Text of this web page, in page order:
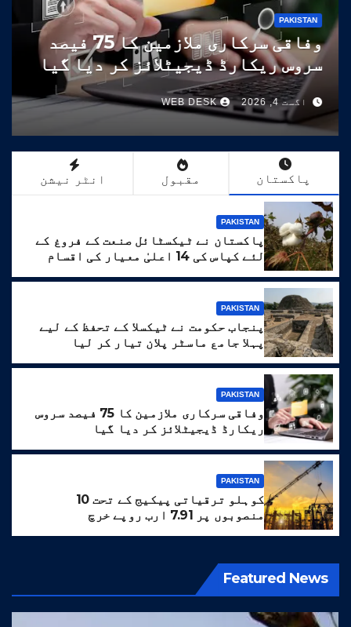
PAKISTAN
وفاقی سرکاری ملازمین کا 75 فیصد
سروس ریکارڈ ڈیجیٹلائز کر دیا گیا
اگست 4, 2026 WEB DESK
پاکستان مقبول انٹر نیشن
PAKISTAN
پاکستان نے ٹیکسٹائل صنعت کے فروغ کے
لئے کپاس کی 14 اعلیٰ معیار کی اقسام
PAKISTAN
پنجاب حکومت نے ٹیکسلا کے تحفظ کے لیے
پہلا جامع ماسٹر پلان تیار کر لیا
PAKISTAN
وفاقی سرکاری ملازمین کا 75 فیصد سروس
ریکارڈ ڈیجیٹلائز کر دیا گیا
PAKISTAN
کوہلو ترقیاتی پیکیج کے تحت 10
منصوبوں پر 7.91 ارب روپے خرچ
Featured News